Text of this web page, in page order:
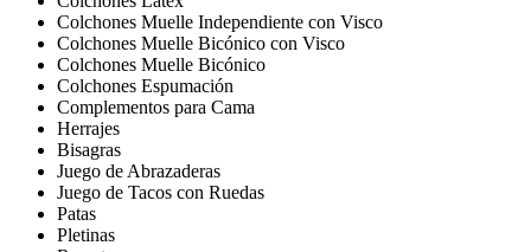
Colchones Muelle Independiente con Visco
Colchones Muelle Bicónico con Visco
Colchones Muelle Bicónico
Colchones Espumación
Complementos para Cama
Herrajes
Bisagras
Juego de Abrazaderas
Juego de Tacos con Ruedas
Patas
Pletinas